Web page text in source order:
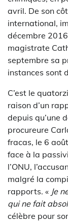
avril. De son
international,
décembre
magistrate
septembre sa
instances sont
C’est le
raison d’un
depuis qu’une
procureure
fracas, le 6
face à la
l’ONU,
malgré la
rapports. « Je
qui ne fait
célèbre pour